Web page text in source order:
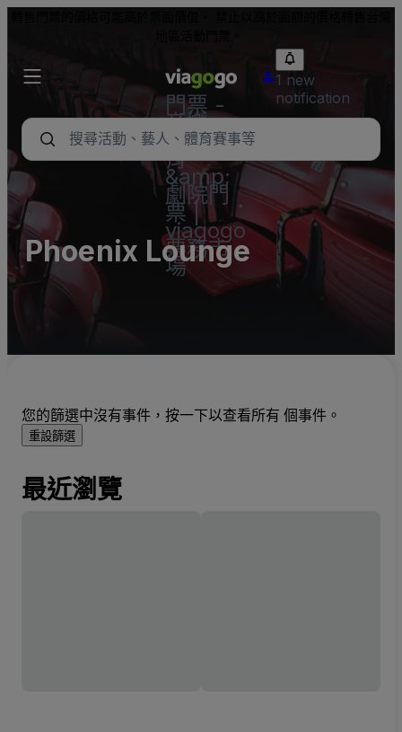
門票 -
音樂
會、體
育
&amp;
劇院門
票 |
viagogo
票務市
場
1 new
notification
Phoenix Lounge
您的篩選中沒有事件，按一下以查看所有 個事件。
重設篩選
最近瀏覽